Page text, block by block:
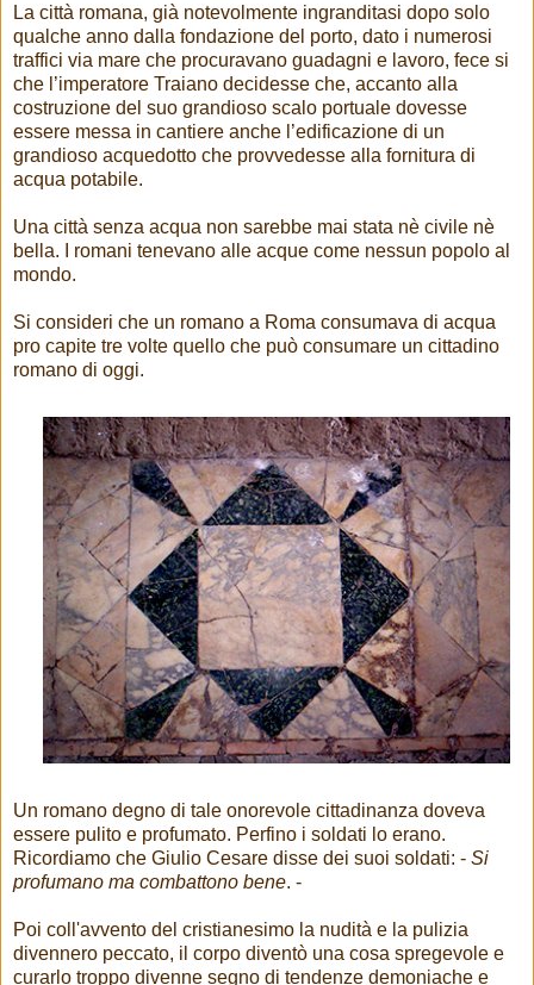
La città romana, già notevolmente ingranditasi dopo solo
qualche anno dalla fondazione del porto, dato i numerosi
traffici via mare che procuravano guadagni e lavoro, fece si
che l’imperatore Traiano decidesse che, accanto alla
costruzione del suo grandioso scalo portuale dovesse
essere messa in cantiere anche l’edificazione di un
grandioso acquedotto che provvedesse alla fornitura di
acqua potabile.
Una città senza acqua non sarebbe mai stata nè civile nè
bella. I romani tenevano alle acque come nessun popolo al
mondo.
Si consideri che un romano a Roma consumava di acqua
pro capite tre volte quello che può consumare un cittadino
romano di oggi.
Un romano degno di tale onorevole cittadinanza doveva
essere pulito e profumato. Perfino i soldati lo erano.
Ricordiamo che Giulio Cesare disse dei suoi soldati: - Si
profumano ma combattono bene. -
Poi coll'avvento del cristianesimo la nudità e la pulizia
divennero peccato, il corpo diventò una cosa spregevole e
curarlo troppo divenne segno di tendenze demoniache e